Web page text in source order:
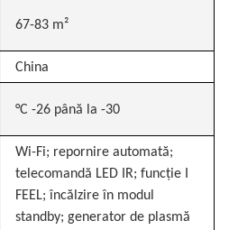
67-83 m²
China
°C -26 până la -30
Wi-Fi; repornire automată;
telecomandă LED IR; funcție I
FEEL; încălzire în modul
standby; generator de plasmă